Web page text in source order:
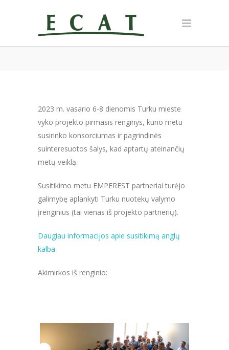
2023 m. vasario 6-8 dienomis Turku mieste
vyko projekto pirmasis renginys, kurio metu
susirinko konsorciumas ir pagrindinės
suinteresuotos šalys, kad aptartų ateinančių
metų veiklą.
Susitikimo metu EMPEREST partneriai turėjo
galimybę aplankyti Turku nuotekų valymo
įrenginius (tai vienas iš projekto partnerių).
Daugiau informacijos apie susitikimą anglų
kalba
Akimirkos iš renginio: